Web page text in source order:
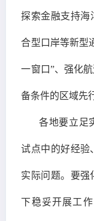
探索金融支持海
合型口岸等新型
一窗口”、强化
备条件的区域先
各地要立足
试点中的好经验
实际问题。要强
下稳妥开展工